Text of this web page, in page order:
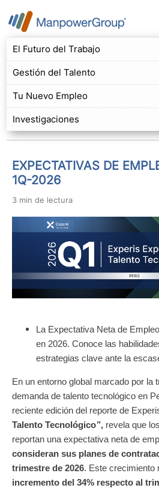
El Futuro del Trabajo
Gestión del Talento
Tu Nuevo Empleo
Investigaciones
EXPECTATIVAS DE
1Q-2026
3 min de lectura
La Expectativa Neta de
en 2026. Conoce las
estrategias clave ante la
En un entorno global marcado por la
demanda de talento tecnológico en
reciente edición del reporte de
Talento Tecnológico”, revela que
reportan una expectativa neta de
consideran sus planes de
trimestre de 2026. Este crecimiento
incremento del 34% respecto al